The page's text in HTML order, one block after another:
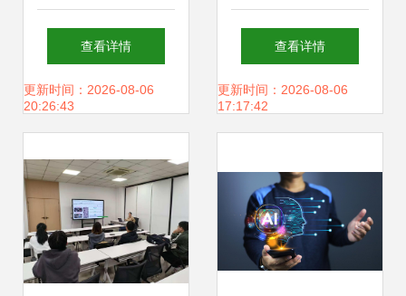
技术研究报告2024
人工智能应用软件
业实践
查看详情
更新时间：2026-08-06
20:26:43
驶开发中的应用与
软件开发挑战
查看详情
更新时间：2026-08-06
17:17:42